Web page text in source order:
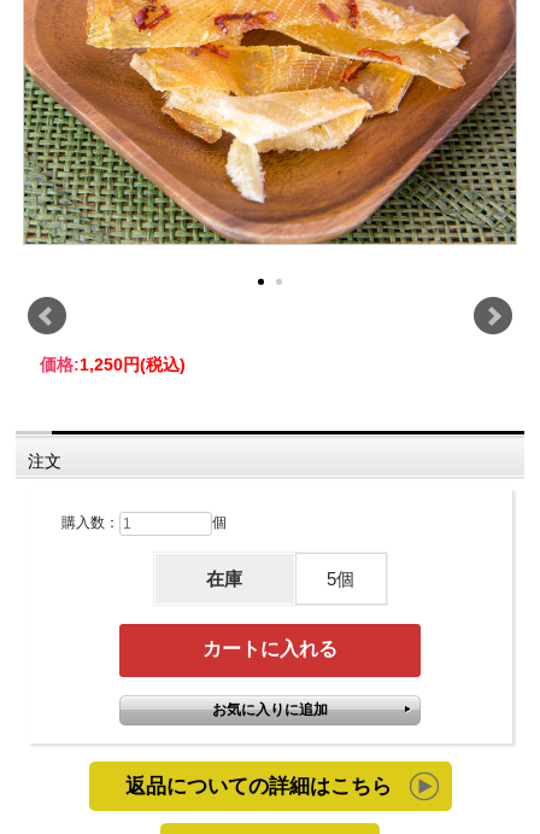
価格:1,250円(税込)
注文
購入数： 個
在庫 5個
返品についての詳細はこちら